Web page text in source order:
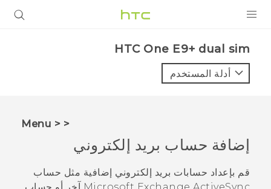
VIVE
VIVERSE
البرامج + التطبيقات
HTC One E9+ dual sim‎
أدلة المستخدم
< < Menu
إضافة حساب بريد إلكتروني
قم بإعداد حسابات بريد إلكتروني إضافية مثل حساب